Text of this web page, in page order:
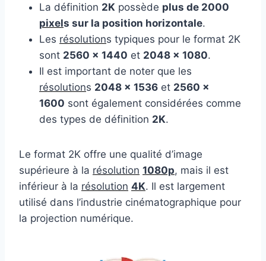
La définition 2K possède plus de 2000
pixels sur la position horizontale.
Les résolutions typiques pour le format 2K
sont 2560 x 1440 et 2048 x 1080.
Il est important de noter que les
résolutions 2048 x 1536 et 2560 x
1600 sont également considérées comme
des types de définition 2K.
Le format 2K offre une qualité d’image
supérieure à la résolution 1080p, mais il est
inférieur à la résolution 4K. Il est largement
utilisé dans l’industrie cinématographique pour
la projection numérique.